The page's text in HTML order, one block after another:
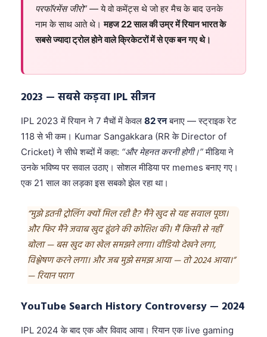
परफॉरमेंस जीरो” — ये वो कमेंट्स थे जो हर मैच के बाद उनके
नाम के साथ आते थे।महज 22 साल की उम्र में रियान भारत के
सबसे ज्यादा ट्रोल होने वाले क्रिकेटरों में से एक बन गए थे।
2023 — सबसे कड़वा IPL सीजन
IPL 2023 में रियान ने 7 मैचों में केवल 82 रनबनाए — स्ट्राइक रेट
118 से भी कम। Kumar Sangakkara (RR के Director of
Cricket) ने सीधे शब्दों में कहा: “और मेहनत करनी होगी।”मीडिया ने
उनके भविष्य पर सवाल उठाए। सोशल मीडिया पर memes बनाए गए।
एक 21 साल का लड़का इस सबको झेल रहा था।
“मुझे इतनी ट्रोलिंग क्यों मिल रही है? मैंने खुद से यह सवाल पूछा।
और फिर मैंने जवाब खुद ढूंढने की कोशिश की। मैं किसी से नहीं
बोला — बस खुद का खेल समझने लगा। वीडियो देखने लगा,
विश्लेषण करने लगा। और जब मुझे समझ आया — तो 2024 आया।”
— रियान पराग
YouTube Search History Controversy — 2024
IPL 2024 के बाद एक और विवाद आया। रियान एक live gaming